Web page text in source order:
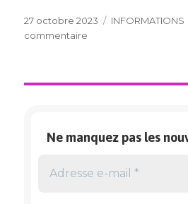
Publié
le
27 octobre 2023 Catégories
INFORMATIONS
commentaire
Ne manquez pas les